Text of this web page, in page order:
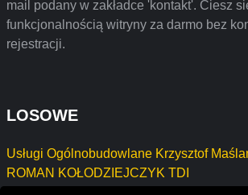
mail podany w zakładce 'kontakt'. Ciesz
funkcjonalnością witryny za darmo bez
rejestracji.
LOSOWE
Usługi Ogólnobudowlane Krzysztof
ROMAN KOŁODZIEJCZYK TDI